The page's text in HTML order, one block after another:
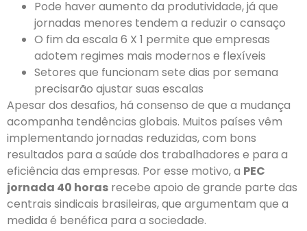
Pode haver aumento da produtividade, já que
jornadas menores tendem a reduzir o cansaço
O fim da escala 6 X 1 permite que empresas
adotem regimes mais modernos e flexíveis
Setores que funcionam sete dias por semana
precisarão ajustar suas escalas
Apesar dos desafios, há consenso de que a mudança
acompanha tendências globais. Muitos países vêm
implementando jornadas reduzidas, com bons
resultados para a saúde dos trabalhadores e para a
eficiência das empresas. Por esse motivo, a PEC
jornada 40 horas recebe apoio de grande parte das
centrais sindicais brasileiras, que argumentam que a
medida é benéfica para a sociedade.